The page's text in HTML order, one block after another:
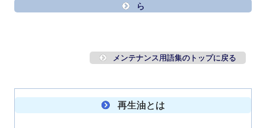
ら
メンテナンス用語集のトップに戻る
再生油とは